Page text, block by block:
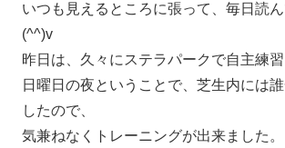
いつも見えるところに張って、毎日読ん
(^^)v
昨日は、久々にステラパークで自主練習
日曜日の夜ということで、芝生内には
したので、
気兼ねなくトレーニングが出来ました。